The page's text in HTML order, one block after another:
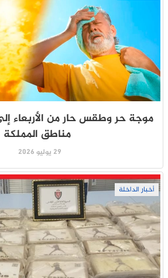
موجة حر وطقس حار من الأربعاء
مناطق المملكة
29 يوليو 2026
أخبار الداخلة